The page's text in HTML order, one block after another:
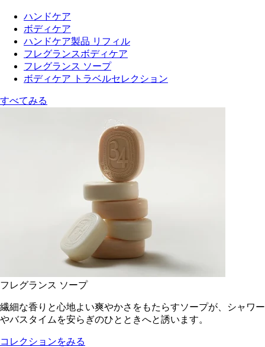
ハンドケア
ボディケア
ハンドケア製品 リフィル
フレグランスボディケア
フレグランス ソープ
ボディケア トラベルセレクション
すべてみる
フレグランス ソープ
繊細な香りと心地よい爽やかさをもたらすソープが、シャワー
やバスタイムを安らぎのひとときへと誘います。
コレクションをみる